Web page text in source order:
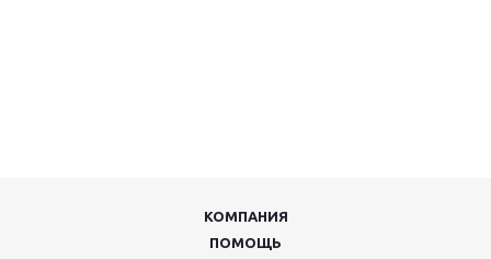
КОМПАНИЯ
ПОМОЩЬ